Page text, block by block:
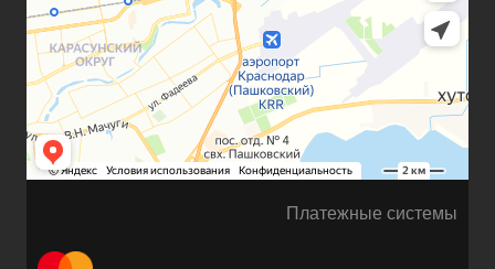
Платежные системы